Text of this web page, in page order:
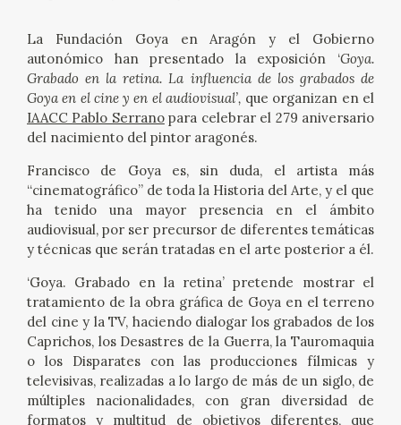
BLOG CUADERNO ITALIANO
FRANCISCO DE GOYA
BIOGRAFÍA
CRONOLOGÍA
EL VIAJE DE GOYA
CATÁLOGO
GOYA EN EL MUNDO
GOYA EN ARAGÓN
La Fundación Goya en Aragón y el Gobierno
autonómico han presentado la exposición ‘Goya.
Grabado en la retina. La influencia de los grabados de
Goya en el cine y en el audiovisual’, que organizan en el
IAACC Pablo Serranopara celebrar el 279 aniversario
del nacimiento del pintor aragonés.
Francisco de Goya es, sin duda, el artista más
“cinematográfico” de toda la Historia del Arte, y el que
ha tenido una mayor presencia en el ámbito
audiovisual, por ser precursor de diferentes temáticas
y técnicas que serán tratadas en el arte posterior a él.
‘Goya. Grabado en la retina’ pretende mostrar el
tratamiento de la obra gráfica de Goya en el terreno
del cine y la TV, haciendo dialogar los grabados de los
Caprichos, los Desastres de la Guerra, la Tauromaquia
o los Disparates con las producciones fílmicas y
televisivas, realizadas a lo largo de más de un siglo, de
múltiples nacionalidades, con gran diversidad de
formatos y multitud de objetivos diferentes, que